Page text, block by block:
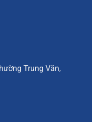
Trung Văn,